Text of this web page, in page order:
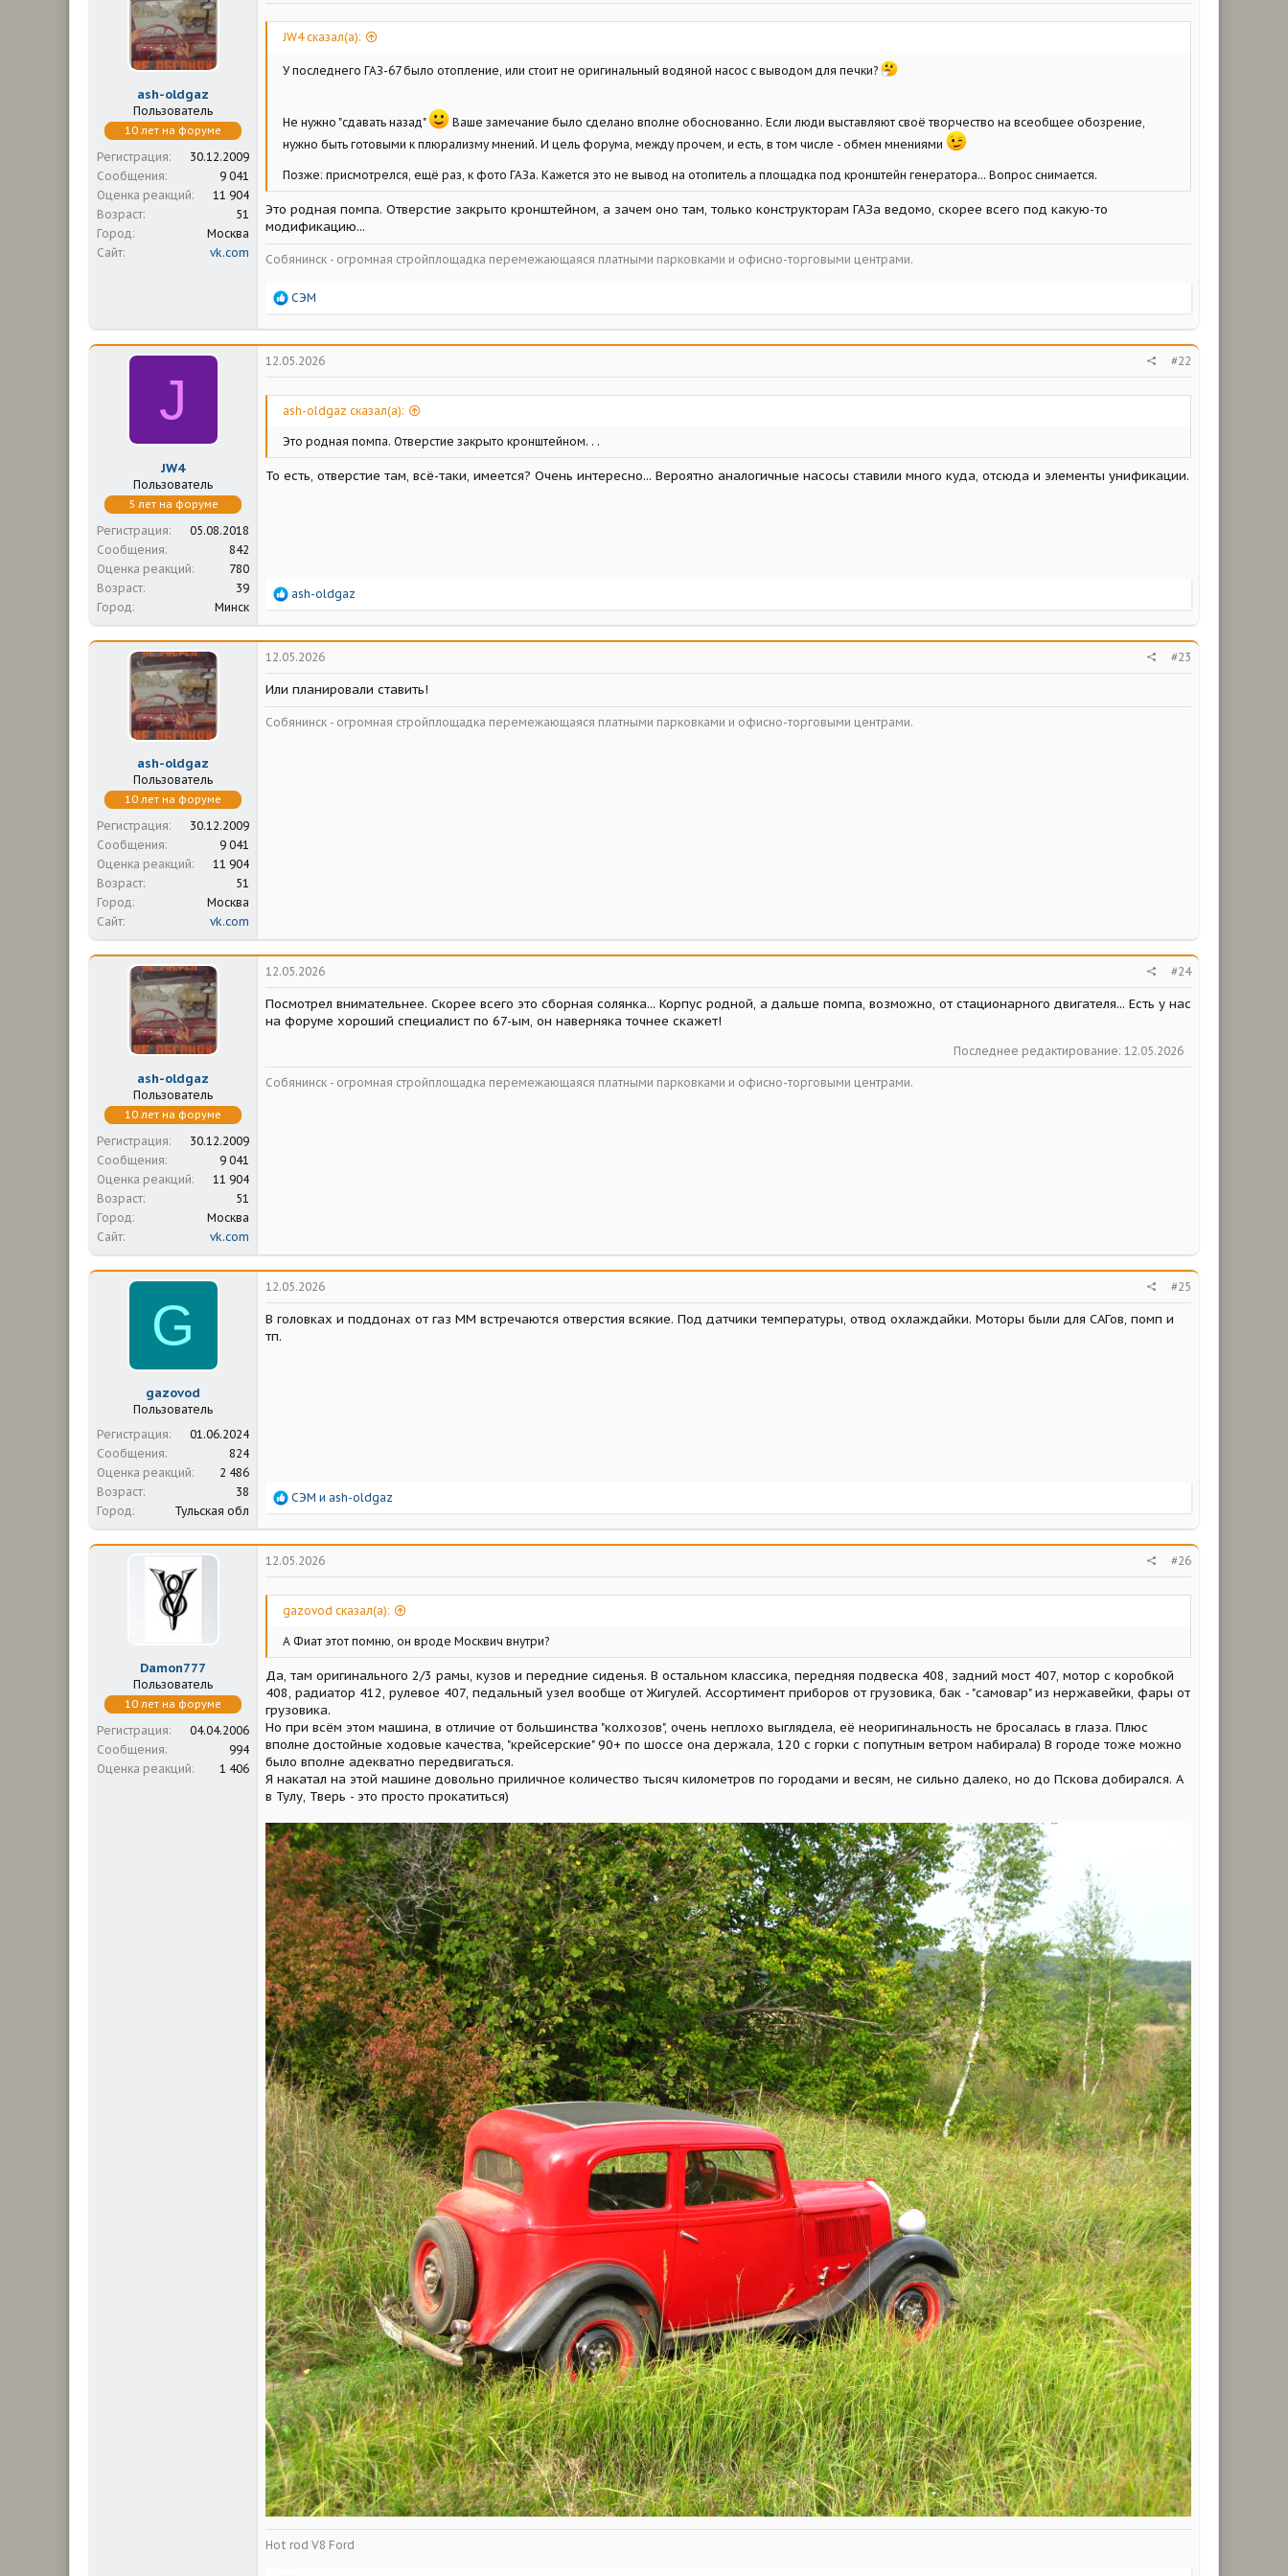
а
л
а
ash-oldgaz
Пользователь
10 лет на форуме
Регистрация
30.12.2009
Сообщения
9 041
Оценка реакций
11 904
Возраст
51
Город
Москва
Сайт
vk.com
JW4 сказал(а):
У последнего ГАЗ-67 было отопление, или стоит не оригинальный водяной насос с выводом для печки?
Не нужно "сдавать назад"
Ваше замечание было сделано вполне обоснованно. Если люди выставляют своё творчество на всеобщее обозрение,
нужно быть готовыми к плюрализму мнений. И цель форума, между прочем, и есть, в том числе - обмен мнениями
Позже: присмотрелся, ещё раз, к фото ГАЗа. Кажется это не вывод на отопитель а площадка под кронштейн генератора... Вопрос снимается.
Это родная помпа. Отверстие закрыто кронштейном, а зачем оно там, только конструкторам ГАЗа ведомо, скорее всего под какую-то
модификацию...
Собянинск - огромная стройплощадка перемежающаяся платными парковками и офисно-торговыми центрами.
Р
а
к
ц
и
СЭМ
J
JW4
Пользователь
5 лет на форуме
Регистрация
05.08.2018
Сообщения
842
Оценка реакций
780
Возраст
39
Город
Минск
12.05.2026 #22
ash-oldgaz сказал(а):
Это родная помпа. Отверстие закрыто кронштейном. . .
То есть, отверстие там, всё-таки, имеется? Очень интересно... Вероятно аналогичные насосы ставили много куда, отсюда и элементы унификации.
Р
а
к
ц
и
ash-oldgaz
ash-oldgaz
Пользователь
10 лет на форуме
Регистрация
30.12.2009
Сообщения
9 041
Оценка реакций
11 904
Возраст
51
Город
Москва
Сайт
vk.com
12.05.2026 #23
Или планировали ставить!
Собянинск - огромная стройплощадка перемежающаяся платными парковками и офисно-торговыми центрами.
ash-oldgaz
Пользователь
10 лет на форуме
Регистрация
30.12.2009
Сообщения
9 041
Оценка реакций
11 904
Возраст
51
Город
Москва
Сайт
vk.com
12.05.2026 #24
Посмотрел внимательнее. Скорее всего это сборная солянка... Корпус родной, а дальше помпа, возможно, от стационарного двигателя... Есть у нас
на форуме хороший специалист по 67-ым, он наверняка точнее скажет!
Последнее редактирование: 12.05.2026
Собянинск - огромная стройплощадка перемежающаяся платными парковками и офисно-торговыми центрами.
G
gazovod
Пользователь
Регистрация
01.06.2024
Сообщения
824
Оценка реакций
2 486
Возраст
38
Город
Тульская обл
12.05.2026 #25
В головках и поддонах от газ ММ встречаются отверстия всякие. Под датчики температуры, отвод охлаждайки. Моторы были для САГов, помп и
тп.
Р
а
к
ц
и
СЭМ и ash-oldgaz
Damon777
Пользователь
10 лет на форуме
Регистрация
04.04.2006
Сообщения
994
Оценка реакций
1 406
12.05.2026 #26
gazovod сказал(а):
А Фиат этот помню, он вроде Москвич внутри?
Да, там оригинального 2/3 рамы, кузов и передние сиденья. В остальном классика, передняя подвеска 408, задний мост 407, мотор с коробкой
408, радиатор 412, рулевое 407, педальный узел вообще от Жигулей. Ассортимент приборов от грузовика, бак - "самовар" из нержавейки, фары от
грузовика.
Но при всём этом машина, в отличие от большинства "колхозов", очень неплохо выглядела, её неоригинальность не бросалась в глаза. Плюс
вполне достойные ходовые качества, "крейсерские" 90+ по шоссе она держала, 120 с горки с попутным ветром набирала) В городе тоже можно
было вполне адекватно передвигаться.
Я накатал на этой машине довольно приличное количество тысяч километров по городами и весям, не сильно далеко, но до Пскова добирался. А
в Тулу, Тверь - это просто прокатиться)
Hot rod V8 Ford